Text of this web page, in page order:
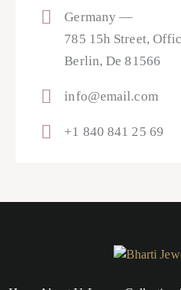
Germany —
785 15h Street,
Berlin, De 81566
info@email.com
+1 840 841 25 69